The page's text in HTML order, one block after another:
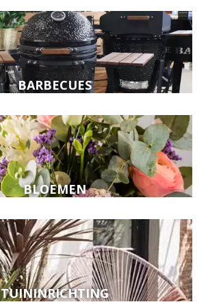
BARBECUES
BLOEMEN
TUININRICHTING